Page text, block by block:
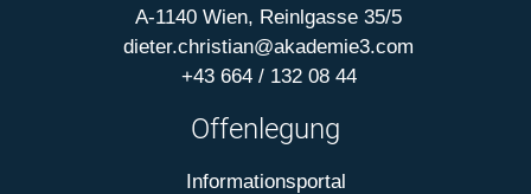
A-1140 Wien, Reinlgasse 35/5
dieter.christian@akademie3.com
+43 664 / 132 08 44
Offenlegung
Informationsportal